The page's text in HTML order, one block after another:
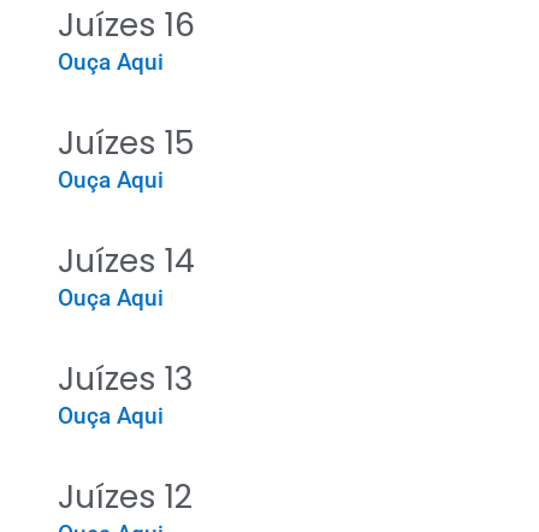
Juízes 16
Ouça Aqui
Juízes 15
Ouça Aqui
Juízes 14
Ouça Aqui
Juízes 13
Ouça Aqui
Juízes 12